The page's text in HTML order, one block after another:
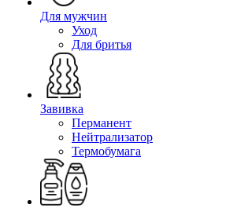
Для мужчин
Уход
Для бритья
Завивка
Перманент
Нейтрализатор
Термобумага